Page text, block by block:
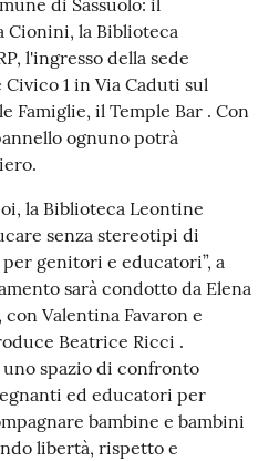
di Sassuolo: il
Cionini, la Biblioteca
l'ingresso della sede
1 in Via Caduti sul
Famiglie, il Temple Bar . Con
ognuno potrà
la Biblioteca Leontine
senza stereotipi di
genitori e educatori”, a
sarà condotto da Elena
con Valentina Favaron e
Beatrice Ricci .
spazio di confronto
ed educatori per
bambine e bambini
libertà, rispetto e